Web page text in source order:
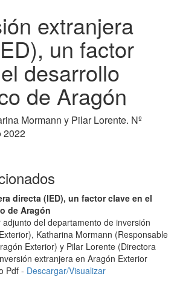
extranjera
un factor
desarrollo
de Aragón
Mormann y Pilar Lorente. Nº
2022
directa (IED), un factor clave en el
de Aragón
del departamento de inversión
Katharina Mormann (Responsable
Exterior) y Pilar Lorente (Directora
extranjera en Aragón Exterior
Pdf - Descargar/Visualizar